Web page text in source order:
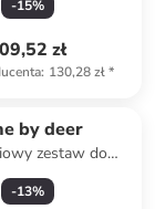
350 ml
-15%
zł
: 130,28 zł*
by deer
zestaw do
"Deer friends" -
12 m+
-13%